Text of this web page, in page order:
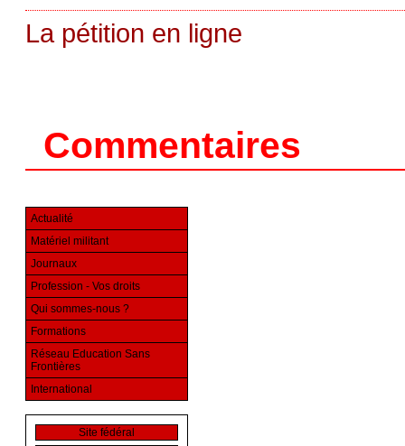
La pétition en ligne
Commentaires
Actualité
Matériel militant
Journaux
Profession - Vos droits
Qui sommes-nous ?
Formations
Réseau Education Sans
Frontières
International
Site fédéral